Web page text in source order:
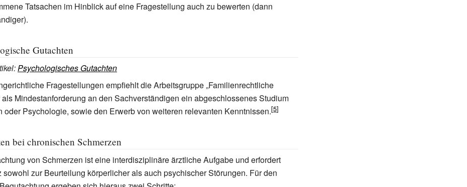
Tatsachen im Hinblick auf eine Fragestellung auch zu bewerten (dann
Gutachten
:Psychologisches Gutachten
Fragestellungen empfiehlt die Arbeitsgruppe „Familienrechtliche
als Mindestanforderung an den Sachverständigen ein abgeschlossenes Studium
oder Psychologie, sowie den Erwerb von weiteren relevanten Kenntnissen.
bei chronischen Schmerzen
von Schmerzen ist eine interdisziplinäre ärztliche Aufgabe und erfordert
sowohl zur Beurteilung körperlicher als auch psychischer Störungen. Für den